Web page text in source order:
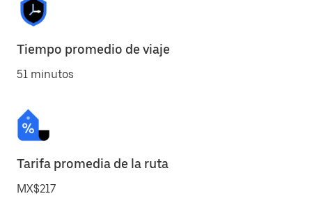
Tiempo promedio de viaje
51 minutos
Tarifa promedia de la ruta
MX$217